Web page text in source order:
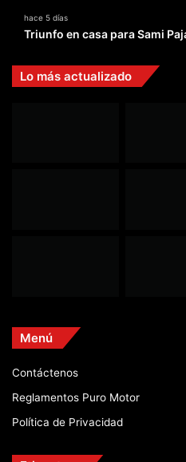
hace 5 días
Triunfo en casa para Sami
Lo más actualizado
Menú
Contáctenos
Reglamentos Puro Motor
Política de Privacidad